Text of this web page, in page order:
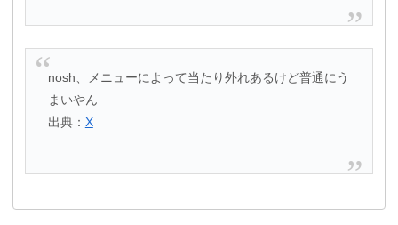
nosh、メニューによって当たり外れあるけど普通にう
まいやん
出典： X